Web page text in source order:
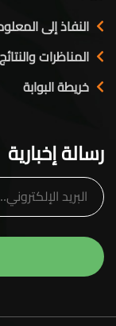
النفاذ إلى
المناظرات والنتائج
خريطة البوابة
رسالة إخبارية